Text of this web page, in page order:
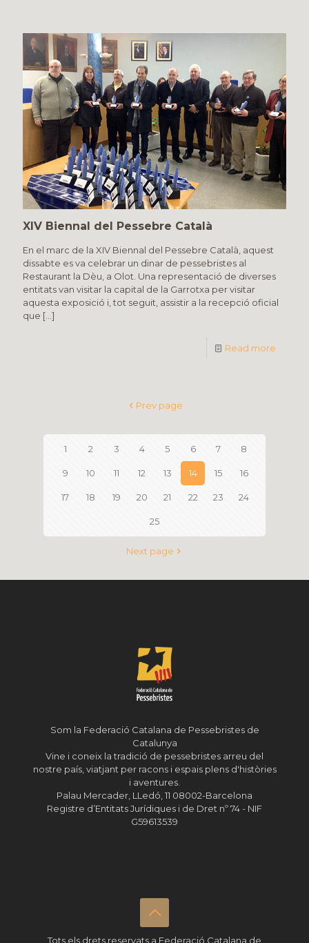
XIV Biennal del Pessebre Català
En el marc de la XIV Biennal del Pessebre Català, aquest
dissabte es va celebrar un dinar de pessebristes al
Restaurant la Dèu, a Olot. Una representació de diverses
entitats van visitar la capital de la Garrotxa per visitar
aquesta exposició i, tot seguit, assistir a la recepció oficial
que […]
Read more
Prev page
1 2 3 4 5 6 7 8
9 10 11 12 13 14 15 16
17 18 19 20 21 22 23 24
25
Next page
Som la Federació Catalana de Pessebristes de
Catalunya
Vine i coneix la tradició de pessebristes arreu del
nostre país, viatjant per racons i espais plens d'històries
i aventures.
Palau Mercader, LLedó, 11 08002-Barcelona
Registre d’Entitats Jurídiques i de Dret nº 74 - NIF
G59613539
Tots els drets reservats a Federació Catalana de